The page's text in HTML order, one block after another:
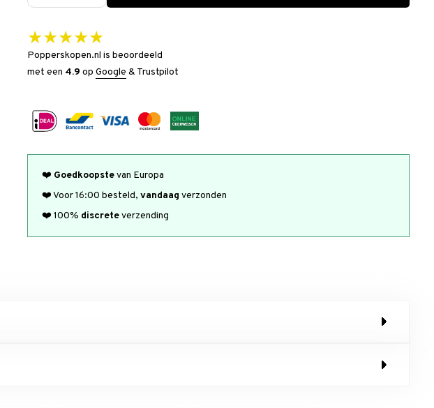
★★★★★
Popperskopen.nl is beoordeeld
met een 4.9 opGoogle & Trustpilot
❤️ Goedkoopstevan Europa
❤️ Voor 16:00 besteld,vandaag verzonden
❤️ 100% discreteverzending